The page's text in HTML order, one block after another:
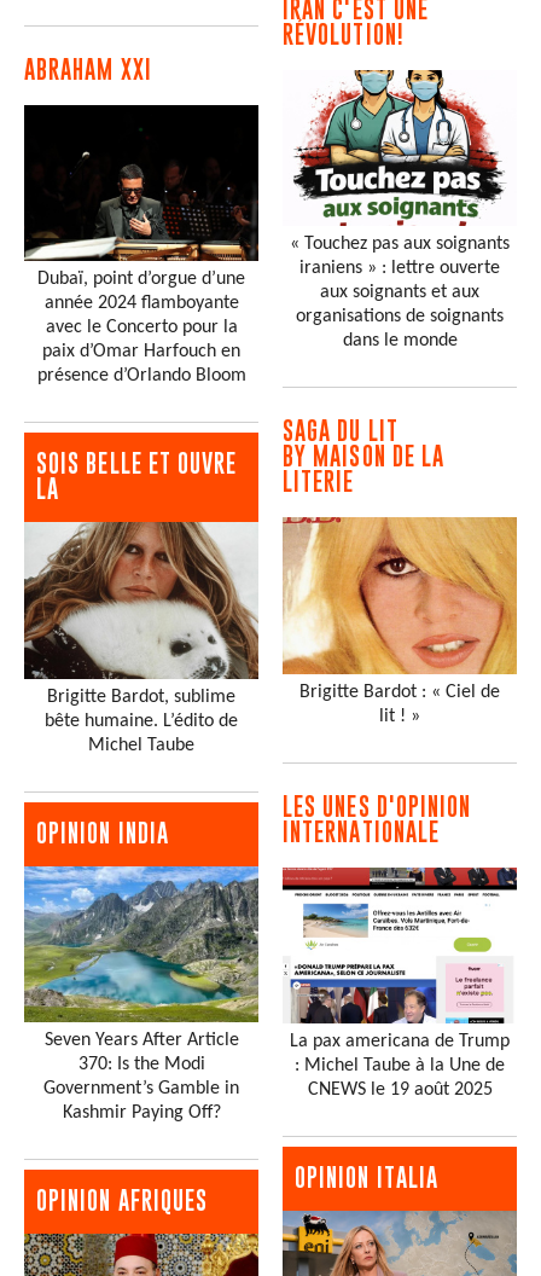
ABRAHAM XXI
Dubaï, point d’orgue d’une
année 2024 flamboyante
avec le Concerto pour la
paix d’Omar Harfouch en
présence d’Orlando Bloom
SOIS BELLE ET OUVRE
LA
Brigitte Bardot, sublime
bête humaine. L’édito de
Michel Taube
OPINION INDIA
Seven Years After Article
370: Is the Modi
Government’s Gamble in
Kashmir Paying Off?
OPINION AFRIQUES
IRAN C'EST UNE
RÉVOLUTION!
« Touchez pas aux soignants
iraniens » : lettre ouverte
aux soignants et aux
organisations de soignants
dans le monde
SAGA DU LIT
BY MAISON DE LA
LITERIE
Brigitte Bardot : « Ciel de
lit ! »
LES UNES D'OPINION
INTERNATIONALE
La pax americana de Trump
: Michel Taube à la Une de
CNEWS le 19 août 2025
OPINION ITALIA